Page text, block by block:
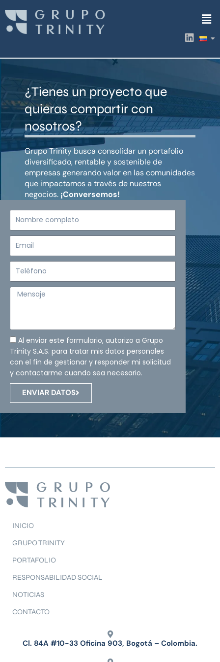
contenido
L
i
k
i
¿Tienes un proyecto que
quieras compartir con
nosotros?
Grupo Trinity busca consolidar un portafolio
diversificado, rentable y sostenible de
empresas generando valor en las comunidades
que impactamos a través de nuestros
negocios. ¡Conversemos!
Mensaje
Al enviar este formulario, autorizo a Grupo
Trinity S.A.S. para tratar mis datos personales
con el fin de gestionar y responder mi solicitud
y contactarme cuando sea necesario.
ENVIAR DATOS
INICIO
GRUPO TRINITY
PORTAFOLIO
RESPONSABILIDAD SOCIAL
NOTICIAS
CONTACTO
Cl. 84A #10-33 Oficina 903, Bogotá – Colombia.